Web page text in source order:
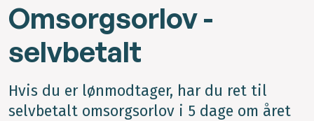
Omsorgsorlov -
selvbetalt
Hvis du er lønmodtager, har du ret til
selvbetalt omsorgsorlov i 5 dage om året